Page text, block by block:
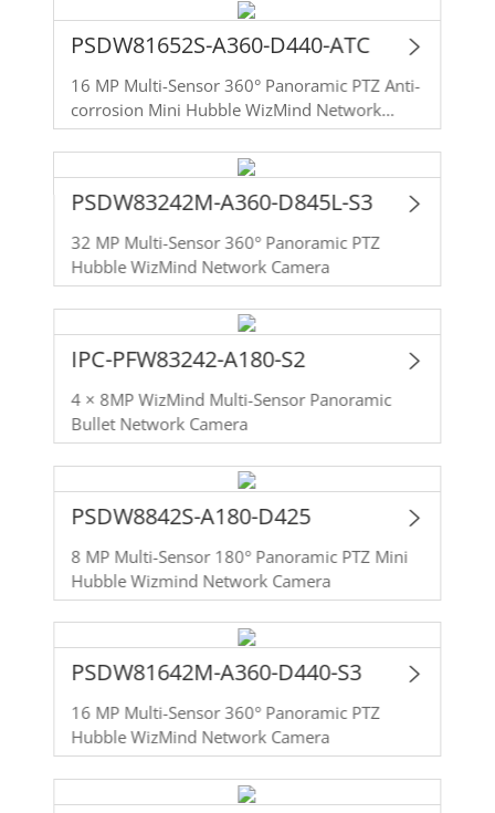
PSDW81652S-A360-D440-ATC
16 MP Multi-Sensor 360° Panoramic PTZ Anti-
corrosion Mini Hubble WizMind Network
Camera
PSDW83242M-A360-D845L-S3
32 MP Multi-Sensor 360° Panoramic PTZ
Hubble WizMind Network Camera
IPC-PFW83242-A180-S2
4 × 8MP WizMind Multi-Sensor Panoramic
Bullet Network Camera
PSDW8842S-A180-D425
8 MP Multi-Sensor 180° Panoramic PTZ Mini
Hubble Wizmind Network Camera
PSDW81642M-A360-D440-S3
16 MP Multi-Sensor 360° Panoramic PTZ
Hubble WizMind Network Camera